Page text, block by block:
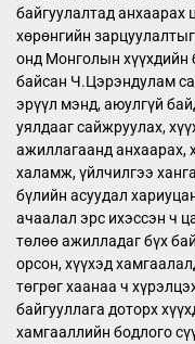
байгуулалтад анхаарах
хөрөнгийн
онд Монголын хүүхдийн
байсан Ч.Цэрэндулам
эрүүл мэнд, аюулгүй
уялдааг сайжруулах,
ажиллагаанд анхаарах,
халамж, үйлчилгээ
бүлийн асуудал
ачаалал эрс ихэссэн ч
төлөө ажилладаг бүх
орсон, хүүхэд
төгрөг хаанаа ч
байгууллага доторх
хамгааллийн бодлого